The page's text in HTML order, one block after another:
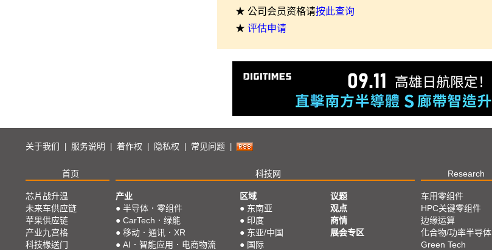
★ 公司会员资格请按此查询
★ 评估申请
关于我们 服务说明 着作权 隐私权 常见问题
首页 科技网 Research
芯片战升温
未来车供应链
苹果供应链
产业九宫格
科技椽送门
产业
● 半导体．零组件
● CarTech．绿能
● 移动．通讯．XR
● AI．智能应用．电商物流
区域
● 东南亚
● 印度
● 东亚/中国
● 国际
议题
观点
商情
展会专区
车用零组件
HPC关键零组件
边缘运算
化合物/功率半导体
Green Tech